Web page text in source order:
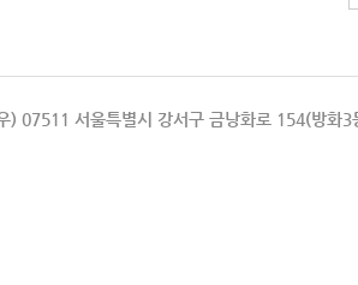
) 07511 서울특별시 강서구 금낭화로 154(방화3